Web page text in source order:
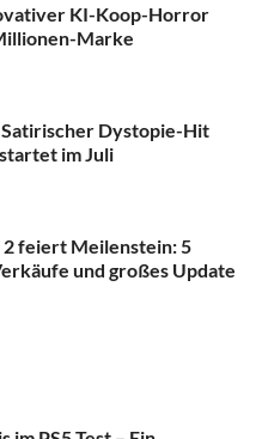
KI-Koop-Horror
Marke
Dystopie-Hit
im Juli
2 feiert Meilenstein: 5
und großes Update